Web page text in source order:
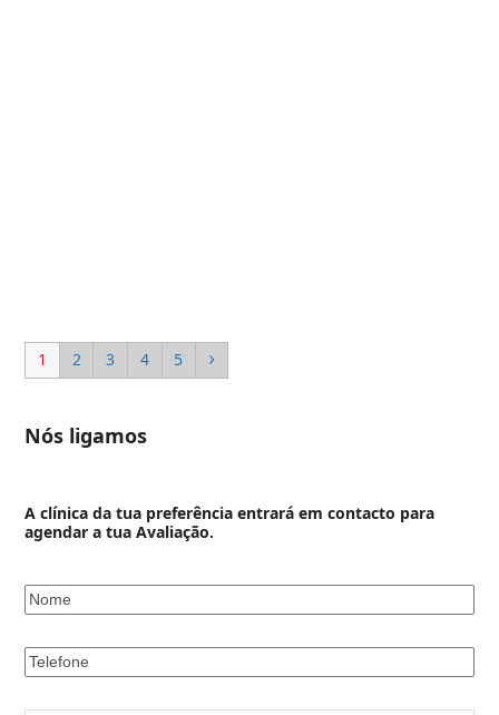
Page
1 Page
2 Page
3 Page
4 Page
5 Next
Nós ligamos
A clínica da tua preferência entrará em contacto para
agendar a tua Avaliação.
Nome*
Telefone*